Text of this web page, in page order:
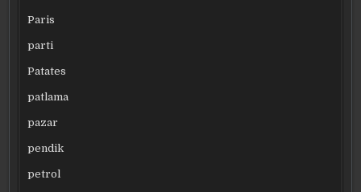
Paris
parti
Patates
patlama
pazar
pendik
petrol